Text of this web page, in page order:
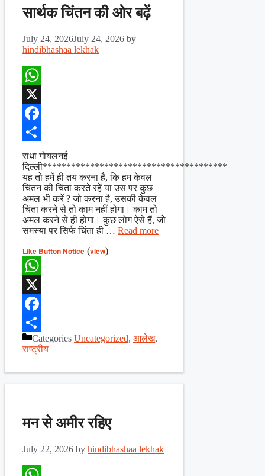
सार्थक चिंतन की ओर बढ़ें
July 24, 2026July 24, 2026 by
hindibhashaa lekhak
WhatsApp
X
Facebook
Share
राधा गोयलनई
दिल्ली***************************************
यह तो हमें ही तय करना है, कि हम केवल
चिंतन की चिंता करते रहें या उस पर कुछ
अमल भी करें ? जो करना है, उसकी केवल
चिंता करने से तो काम नहीं होगा। काम तो
अमल करने से ही होगा। कुछ लोग ऐसे हैं, जो
समस्या पर सिर्फ चिंता ही … Read more
Like Button Notice (view)
WhatsApp
X
Facebook
ShareCategories Uncategorized, आलेख,
राष्ट्रीय
मन से अमीर रहिए
July 22, 2026 by hindibhashaa lekhak